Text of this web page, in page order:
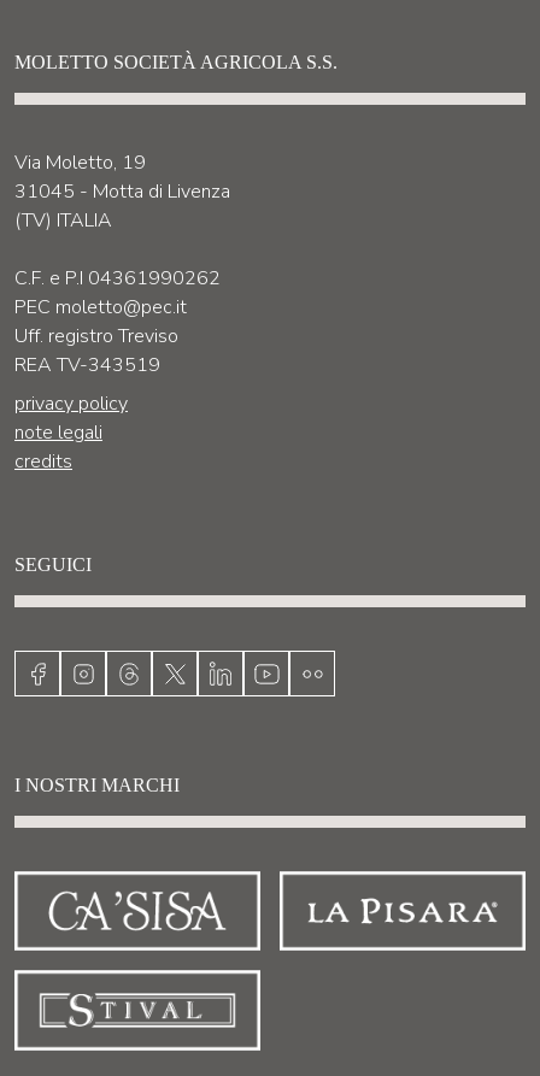
MOLETTO SOCIETÀ AGRICOLA S.S.
Via Moletto, 19
31045 - Motta di Livenza
(TV) ITALIA
C.F. e P.I 04361990262
PEC moletto@pec.it
Uff. registro Treviso
REA TV-343519
privacy policy
note legali
credits
SEGUICI
I NOSTRI MARCHI